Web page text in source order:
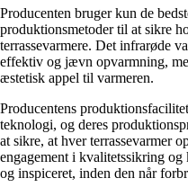
Producenten bruger kun de
produktionsmetoder til at sikre
terrassevarmere. Det infrarøde
effektiv og jævn opvarmning,
æstetisk appel til varmeren.
Producentens
teknologi, og deres
at sikre, at hver terrassevarmer
engagement i kvalitetssikring og
og inspiceret, inden den når